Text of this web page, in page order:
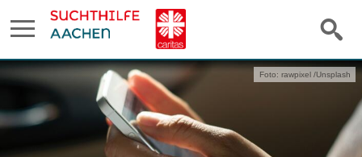
Foto: rawpixel /Unsplash